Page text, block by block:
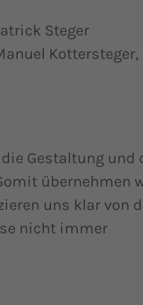
Steger
Kottersteger,
Gestaltung und
übernehmen
uns klar von
nicht immer